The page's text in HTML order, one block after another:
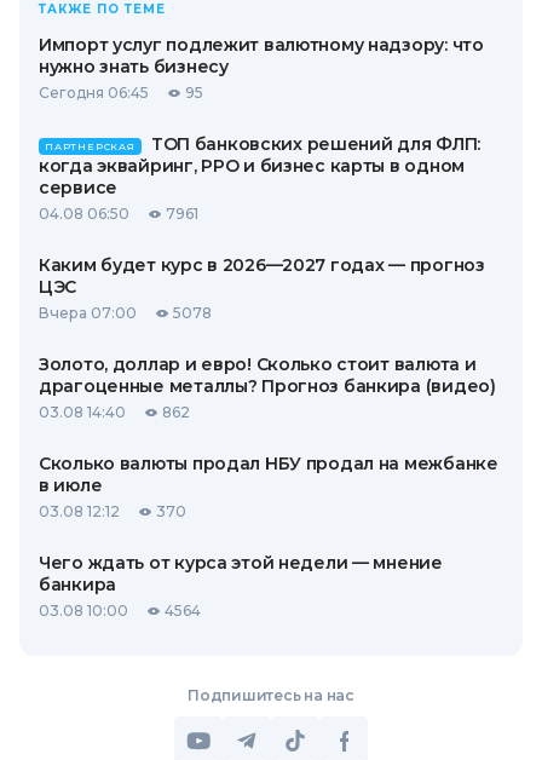
ТАКЖЕ ПО ТЕМЕ
Импорт услуг подлежит валютному надзору: что
нужно знать бизнесу
Сегодня 06:45 95
ПАРТНЕРСКАЯ
ТОП банковских решений для ФЛП:
когда эквайринг, РРО и бизнес карты в одном
сервисе
04.08 06:50 7961
Каким будет курс в 2026—2027 годах — прогноз
ЦЭС
Вчера 07:00 5078
Золото, доллар и евро! Сколько стоит валюта и
драгоценные металлы? Прогноз банкира (видео)
03.08 14:40 862
Сколько валюты продал НБУ продал на межбанке
в июле
03.08 12:12 370
Чего ждать от курса этой недели — мнение
банкира
03.08 10:00 4564
Подпишитесь на нас